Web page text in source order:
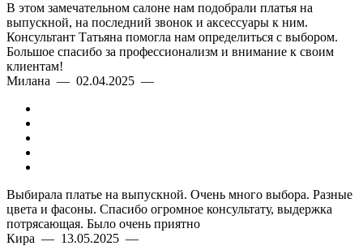
В этом замечательном салоне нам подобрали платья на
выпускной, на последний звонок и аксессуары к ним.
Консультант Татьяна помогла нам определиться с выбором.
Большое спасибо за профессионализм и внимание к своим
клиентам!
Милана — 02.04.2025 —
Выбирала платье на выпускной. Очень много выбора. Разные
цвета и фасоны. Спасибо огромное консультату, выдержка
потрясающая. Было очень приятно
Кира — 13.05.2025 —